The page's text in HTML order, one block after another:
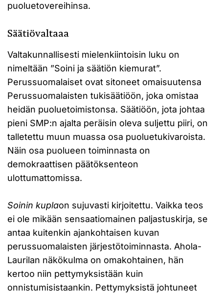
puoluetovereihinsa.
Säätiövaltaaa
Valtakunnallisesti mielenkiintoisin luku on
nimeltään ”Soini ja säätiön kiemurat”.
Perussuomalaiset ovat sitoneet omaisuutensa
Perussuomalaisten tukisäätiöön, joka omistaa
heidän puoluetoimistonsa. Säätiöön, jota johtaa
pieni SMP:n ajalta peräisin oleva suljettu piiri, on
talletettu muun muassa osa puoluetukivaroista.
Näin osa puolueen toiminnasta on
demokraattisen päätöksenteon
ulottumattomissa.
Soinin kuplaon sujuvasti kirjoitettu. Vaikka teos
ei ole mikään sensaatiomainen paljastuskirja, se
antaa kuitenkin ajankohtaisen kuvan
perussuomalaisten järjestötoiminnasta. Ahola-
Laurilan näkökulma on omakohtainen, hän
kertoo niin pettymyksistään kuin
onnistumisistaankin. Pettymyksistä johtuneet